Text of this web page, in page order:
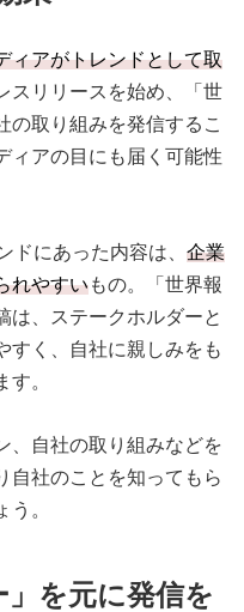
ィアがトレンドとして取
スリリースを始め、「世
の取り組みを発信するこ
ィアの目にも届く可能性
ドにあった内容は、 企業
れやすいもの。「世界報
は、ステークホルダーと
すく、自社に親しみをも
。
、自社の取り組みなどを
自社のことを知ってもら
。
」を元に発信を